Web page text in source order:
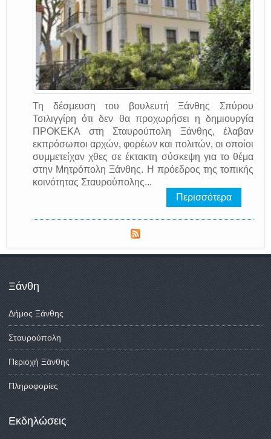
Τη δέσμευση του βουλευτή Ξάνθης Σπύρου
Τσιλιγγίρη ότι δεν θα προχωρήσει η δημιουργία
ΠΡΟΚΕΚΑ στη Σταυρούπολη Ξάνθης, έλαβαν
εκπρόσωποι αρχών, φορέων και πολιτών, οι οποίοι
συμμετείχαν χθες σε έκτακτη σύσκεψη για το θέμα
στην Μητρόπολη Ξάνθης. Η πρόεδρος της τοπικής
κοινότητας Σταυρούπολης...
Περισσότερα
Ξάνθη
Δήμος Ξάνθης
Σταυρούπολη
Περιοχή Ξάνθης
Πληροφορίες
Εκδηλώσεις